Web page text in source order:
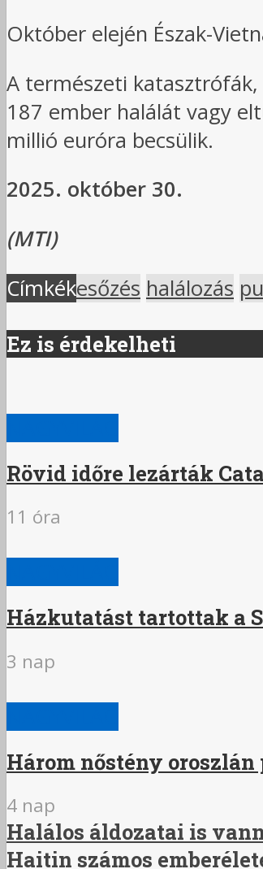
Október elején Észak-
A természeti katasztrófák,
187 ember halálát vagy
millió euróra becsülik.
2025. október 30.
(MTI)
Címkékesőzés halálozás
Ez is érdekelheti
Rövid időre lezárták
11 óra
Házkutatást tartottak a
3 nap
Három nőstény
4 nap
Halálos áldozatai is
Haitin számos